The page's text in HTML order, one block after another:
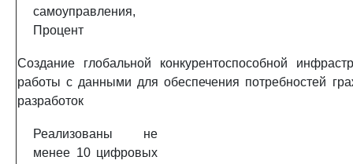
самоуправления,
Процент
Создание глобальной конкурентоспособной
работы с данными для обеспечения потребностей
разработок
Реализованы не
менее 10 цифровых